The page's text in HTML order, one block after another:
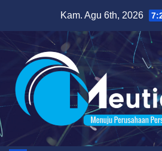
content
Kam. Agu 6th, 2026